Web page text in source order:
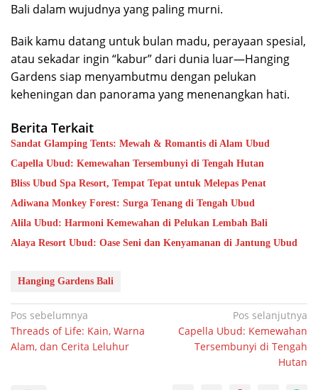
Bali dalam wujudnya yang paling murni.
Baik kamu datang untuk bulan madu, perayaan spesial,
atau sekadar ingin “kabur” dari dunia luar—Hanging
Gardens siap menyambutmu dengan pelukan
keheningan dan panorama yang menenangkan hati.
Berita Terkait
Sandat Glamping Tents: Mewah & Romantis di Alam Ubud
Capella Ubud: Kemewahan Tersembunyi di Tengah Hutan
Bliss Ubud Spa Resort, Tempat Tepat untuk Melepas Penat
Adiwana Monkey Forest: Surga Tenang di Tengah Ubud
Alila Ubud: Harmoni Kemewahan di Pelukan Lembah Bali
Alaya Resort Ubud: Oase Seni dan Kenyamanan di Jantung Ubud
Hanging Gardens Bali
Navigasi
pos
Pos sebelumnya
Threads of Life: Kain, Warna
Alam, dan Cerita Leluhur
Pos selanjutnya
Capella Ubud: Kemewahan
Tersembunyi di Tengah
Hutan